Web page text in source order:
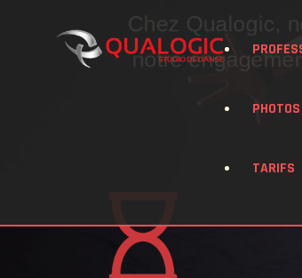
BACHATA
TARIFS
Chez Qualogic,
notre